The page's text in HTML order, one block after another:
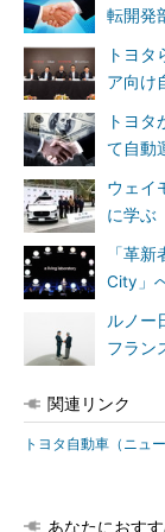
転開発
トヨ
ア向け
トヨ
て自動
ウェイ
に学ぶ
「革
City」
ルノー
フラン
関連リンク
トヨタ自動車（ニュ
あなたにおす